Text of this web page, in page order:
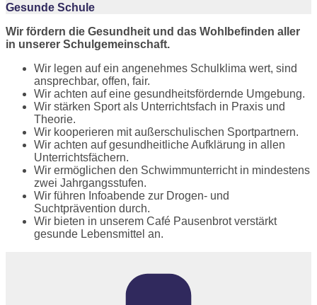
Gesunde Schule
Wir fördern die Gesundheit und das Wohlbefinden aller
in unserer Schulgemeinschaft.
Wir legen auf ein angenehmes Schulklima wert, sind
ansprechbar, offen, fair.
Wir achten auf eine gesundheitsfördernde Umgebung.
Wir stärken Sport als Unterrichtsfach in Praxis und
Theorie.
Wir kooperieren mit außerschulischen Sportpartnern.
Wir achten auf gesundheitliche Aufklärung in allen
Unterrichtsfächern.
Wir ermöglichen den Schwimmunterricht in mindestens
zwei Jahrgangsstufen.
Wir führen Infoabende zur Drogen- und
Suchtprävention durch.
Wir bieten in unserem Café Pausenbrot verstärkt
gesunde Lebensmittel an.